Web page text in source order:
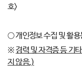
호>
○ 개인정보 수집 및 활용
※ 경력 및 자격증 등 기
지 않음.)